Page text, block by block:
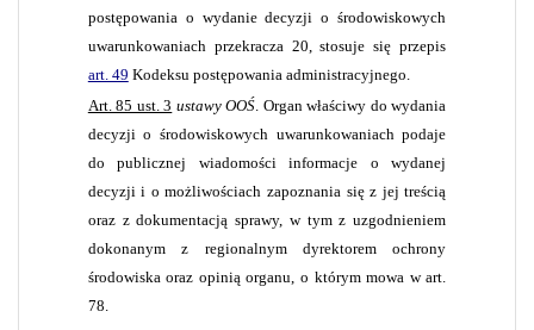
postępowania o wydanie decyzji o środowiskowych
uwarunkowaniach przekracza 20, stosuje się przepis
art. 49 Kodeksu postępowania administracyjnego.
Art. 85 ust. 3 ustawy OOŚ . Organ właściwy do wydania
decyzji o środowiskowych uwarunkowaniach podaje
do publicznej wiadomości informacje o wydanej
decyzji i o możliwościach zapoznania się z jej treścią
oraz z dokumentacją sprawy, w tym z uzgodnieniem
dokonanym z regionalnym dyrektorem ochrony
środowiska oraz opinią organu, o którym mowa w art.
78.